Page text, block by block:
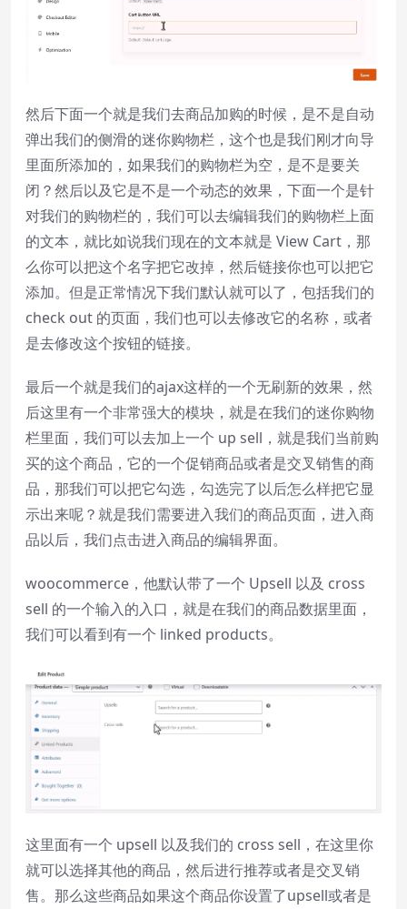
然后下面一个就是我们去商品加购的时候，是不是自动
弹出我们的侧滑的迷你购物栏，这个也是我们刚才向导
里面所添加的，如果我们的购物栏为空，是不是要关
闭？然后以及它是不是一个动态的效果，下面一个是针
对我们的购物栏的，我们可以去编辑我们的购物栏上面
的文本，就比如说我们现在的文本就是 View Cart，那
么你可以把这个名字把它改掉，然后链接你也可以把它
添加。但是正常情况下我们默认就可以了，包括我们的
check out 的页面，我们也可以去修改它的名称，或者
是去修改这个按钮的链接。
最后一个就是我们的ajax这样的一个无刷新的效果，然
后这里有一个非常强大的模块，就是在我们的迷你购物
栏里面，我们可以去加上一个 up sell，就是我们当前购
买的这个商品，它的一个促销商品或者是交叉销售的商
品，那我们可以把它勾选，勾选完了以后怎么样把它显
示出来呢？就是我们需要进入我们的商品页面，进入商
品以后，我们点击进入商品的编辑界面。
woocommerce，他默认带了一个 Upsell 以及 cross
sell 的一个输入的入口，就是在我们的商品数据里面，
我们可以看到有一个 linked products。
这里面有一个 upsell 以及我们的 cross sell，在这里你
就可以选择其他的商品，然后进行推荐或者是交叉销
售。那么这些商品如果这个商品你设置了upsell或者是